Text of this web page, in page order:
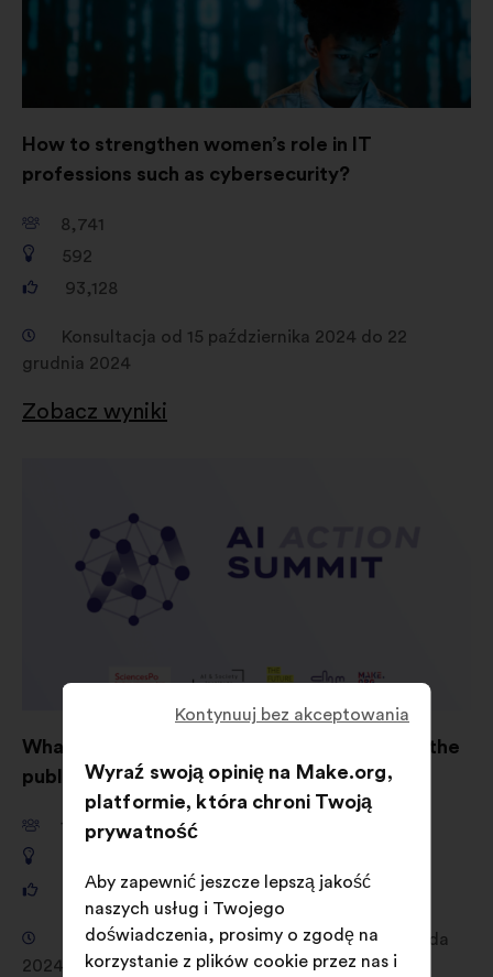
How to strengthen women’s role in IT
professions such as cybersecurity?
8,741
592
93,128
Konsultacja od 15 października 2024 do 22
grudnia 2024
Zobacz wyniki
What are your ideas for shaping AI to serve the
public good?
11,661
121,325
Konsultacja od 18 września 2024 do 4 listopada
2024
Kontynuuj bez akceptowania
Wyraź swoją opinię na Make.org,
platformie, która chroni Twoją
prywatność
Aby zapewnić jeszcze lepszą jakość
naszych usług i Twojego
doświadczenia, prosimy o zgodę na
korzystanie z plików cookie przez nas i